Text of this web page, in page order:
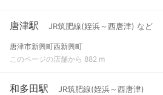
唐津駅 JR筑肥線(姪浜～西唐津) など
唐津市新興町西新興町
このページの店舗から 882 m
和多田駅 JR筑肥線(姪浜～西唐津)